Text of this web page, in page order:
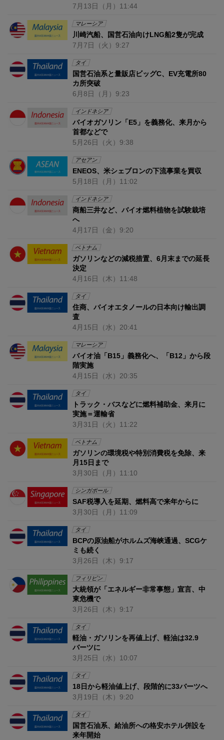
7月13日 （月） 11:44
マレーシア
川崎汽船、国営石油向けLNG船2隻が完成
7月7日 （火） 9:27
タイ
国営石油系と量販店ビッグC、EV充電所80
カ所突破
6月8日 （月） 9:23
インドネシア
バイオガソリン「E5」を義務化、来月から
首都などで
5月26日 （火） 9:38
アセアン
ENEOS、米シェブロンの下流事業を買収
5月18日 （月） 11:02
インドネシア
商船三井など、バイオ燃料植物を試験栽培
へ
4月17日 （金） 9:20
ベトナム
ガソリンなどの減税措置、6月末までの延長
決定
4月16日 （木） 11:48
タイ
住商、バイオエタノールの日本向け輸出調
査
4月15日 （水） 20:41
マレーシア
バイオ油「B15」義務化へ、「B12」から段
階実施
4月15日 （水） 20:35
タイ
トラック・バスなどに燃料補助金、来月に
実施＝運輸省
3月31日 （火） 11:22
ベトナム
ガソリンの環境税や特別消費税を免除、来
月15日まで
3月30日 （月） 11:10
シンガポール
SAF税導入を延期、燃料高で来年からに
3月30日 （月） 11:09
タイ
BCPの原油船がホルムズ海峡通過、SCGケ
ミも続く
3月26日 （木） 9:17
フィリピン
大統領が「エネルギー非常事態」宣言、中
東危機で
3月26日 （木） 9:17
タイ
軽油・ガソリンを再値上げ、軽油は32.9
バーツに
3月25日 （水） 10:07
タイ
18日から軽油値上げ、段階的に33バーツへ
3月19日 （木） 9:20
タイ
国営石油系、給油所への格安ホテル併設を
来年開始